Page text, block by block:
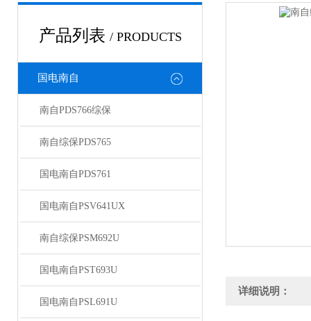
产品列表 / PRODUCTS
国电南自
南自PDS766综保
南自综保PDS765
国电南自PDS761
国电南自PSV641UX
南自综保PSM692U
国电南自PST693U
国电南自PSL691U
详细说明：